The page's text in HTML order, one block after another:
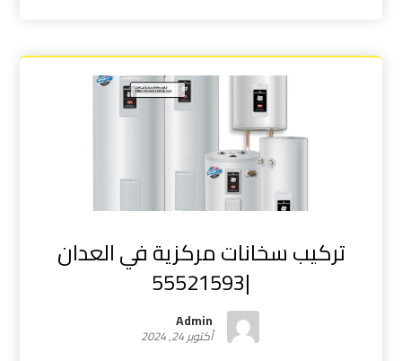
تركيب سخانات مركزية في العدان
|55521593
Admin
أكتوبر 24, 2024